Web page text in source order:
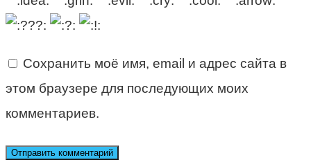
Сохранить моё имя, email и адрес сайта в
этом браузере для последующих моих
комментариев.